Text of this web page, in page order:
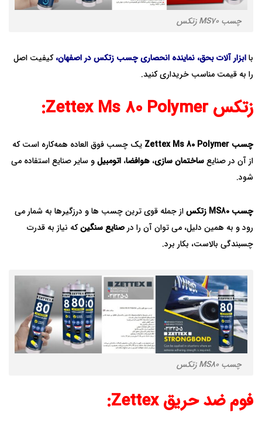
چسب MS70 زتکس
باابزار آلات بحق، نماینده انحصاری چسب زتکس در اصفهان، کیفیت اصل
را به قیمت مناسب خریداری کنید.
زتکس Zettex Ms 80 Polymer:
چسب Zettex Ms 80 Polymer
یک چسب فوق العاده همه‌کاره است که
از آن در صنایعساختمان سازی، هوافضا، اتومبیلو سایر صنایع استفاده می
شود.
چسب MS80 زتکس
از جمله قوی ترین چسب ها و درزگیرها به شمار می
رود و به همین دلیل، می توان آن را در صنایع سنگینکه نیاز به قدرت
چسبندگی بالاست، بکار برد.
چسب MS80 زتکس
فوم ضد حریق Zettex: